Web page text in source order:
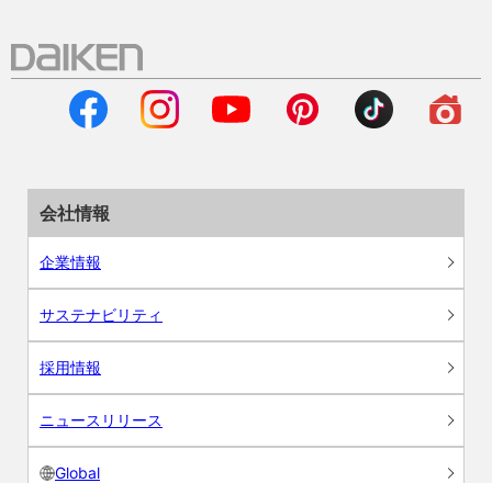
会社情報
企業情報
サステナビリティ
採用情報
ニュースリリース
Global